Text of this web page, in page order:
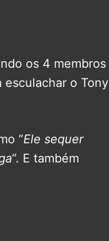
os 4 membros
esculachar o Tony
“Ele sequer
“. E também